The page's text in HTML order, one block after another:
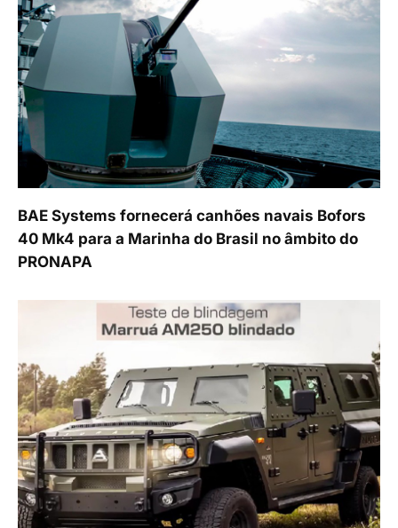
BAE Systems fornecerá canhões navais Bofors
40 Mk4 para a Marinha do Brasil no âmbito do
PRONAPA